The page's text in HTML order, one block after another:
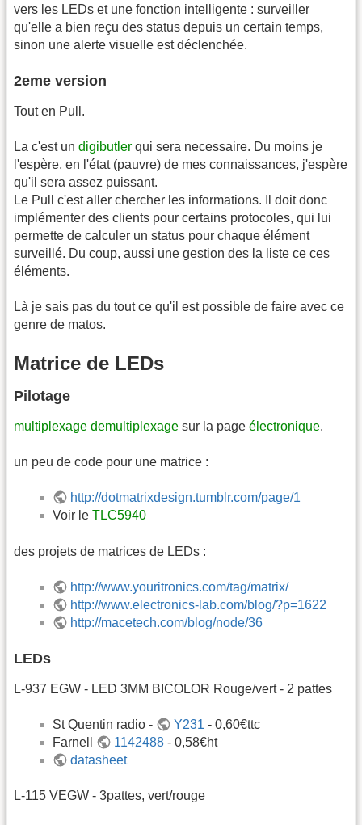
vers les LEDs et une fonction intelligente : surveiller
qu'elle a bien reçu des status depuis un certain temps,
sinon une alerte visuelle est déclenchée.
2eme version
Tout en Pull.
La c'est un digibutler qui sera necessaire. Du moins je
l'espère, en l'état (pauvre) de mes connaissances, j'espère
qu'il sera assez puissant.
Le Pull c'est aller chercher les informations. Il doit donc
implémenter des clients pour certains protocoles, qui lui
permette de calculer un status pour chaque élément
surveillé. Du coup, aussi une gestion des la liste ce ces
éléments.
Là je sais pas du tout ce qu'il est possible de faire avec ce
genre de matos.
Matrice de LEDs
Pilotage
multiplexage demultiplexagesur la pageélectronique.
un peu de code pour une matrice :
http://dotmatrixdesign.tumblr.com/page/1
Voir le TLC5940
des projets de matrices de LEDs :
http://www.youritronics.com/tag/matrix/
http://www.electronics-lab.com/blog/?p=1622
http://macetech.com/blog/node/36
LEDs
L-937 EGW - LED 3MM BICOLOR Rouge/vert - 2 pattes
St Quentin radio - Y231 - 0,60€ttc
Farnell
1142488 - 0,58€ht
datasheet
L-115 VEGW - 3pattes, vert/rouge